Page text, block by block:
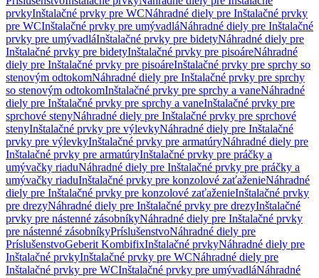
prvkyInštalačné prvky pre WCNáhradné diely pre Inštalačné prvky
pre WCInštalačné prvky pre umývadláNáhradné diely pre Inštalačné
prvky pre umývadláInštalačné prvky pre bidetyNáhradné diely pre
Inštalačné prvky pre bidetyInštalačné prvky pre pisoáreNáhradné
diely pre Inštalačné prvky pre pisoáreInštalačné prvky pre sprchy so
stenovým odtokomNáhradné diely pre Inštalačné prvky pre sprchy
so stenovým odtokomInštalačné prvky pre sprchy a vaneNáhradné
diely pre Inštalačné prvky pre sprchy a vaneInštalačné prvky pre
sprchové stenyNáhradné diely pre Inštalačné prvky pre sprchové
stenyInštalačné prvky pre výlevkyNáhradné diely pre Inštalačné
prvky pre výlevkyInštalačné prvky pre armatúryNáhradné diely pre
Inštalačné prvky pre armatúryInštalačné prvky pre práčky a
umývačky riaduNáhradné diely pre Inštalačné prvky pre práčky a
umývačky riaduInštalačné prvky pre konzolové zaťaženieNáhradné
diely pre Inštalačné prvky pre konzolové zaťaženieInštalačné prvky
pre drezyNáhradné diely pre Inštalačné prvky pre drezyInštalačné
prvky pre nástenné zásobníkyNáhradné diely pre Inštalačné prvky
pre nástenné zásobníkyPríslušenstvoNáhradné diely pre
PríslušenstvoGeberit KombifixInštalačné prvkyNáhradné diely pre
Inštalačné prvkyInštalačné prvky pre WCNáhradné diely pre
Inštalačné prvky pre WCInštalačné prvky pre umývadláNáhradné